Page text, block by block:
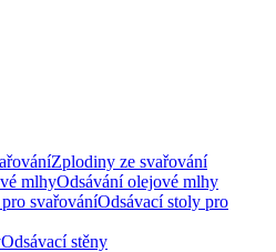
Zplodiny ze svařování
Odsávání olejové mlhy
Odsávací stoly pro
Odsávací stěny